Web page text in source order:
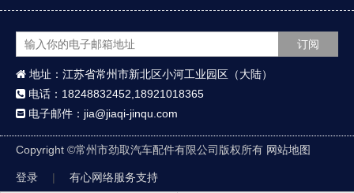
订阅
 地址：江苏省常州市新北区小河工业园区（大陆）
 电话：18248832452,18921018365
 电子邮件：jia@jiaqi-jinqu.com
Copyright ©常州市劲取汽车配件有限公司版权所有 网站地图
登录 | 有心网络服务支持